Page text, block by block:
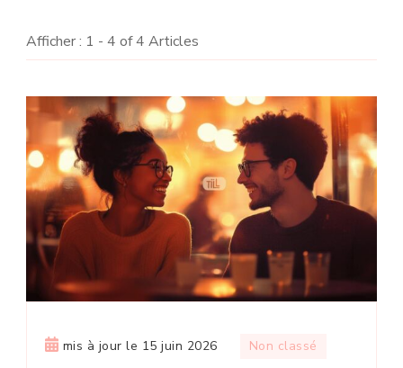
Afficher : 1 - 4 of 4 Articles
mis à jour le 15 juin 2026 Non classé